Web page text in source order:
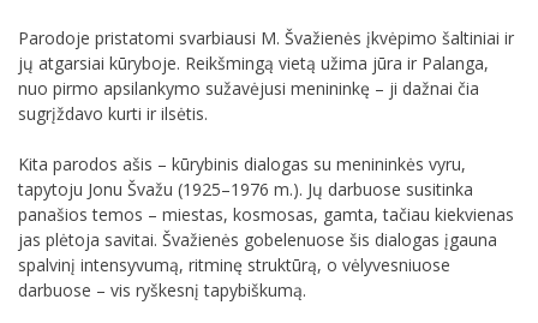
Parodoje pristatomi svarbiausi M. Švažienės įkvėpimo šaltiniai ir
jų atgarsiai kūryboje. Reikšmingą vietą užima jūra ir Palanga,
nuo pirmo apsilankymo sužavėjusi menininkę – ji dažnai čia
sugrįždavo kurti ir ilsėtis.
Kita parodos ašis – kūrybinis dialogas su menininkės vyru,
tapytoju Jonu Švažu (1925–1976 m.). Jų darbuose susitinka
panašios temos – miestas, kosmosas, gamta, tačiau kiekvienas
jas plėtoja savitai. Švažienės gobelenuose šis dialogas įgauna
spalvinį intensyvumą, ritminę struktūrą, o vėlyvesniuose
darbuose – vis ryškesnį tapybiškumą.